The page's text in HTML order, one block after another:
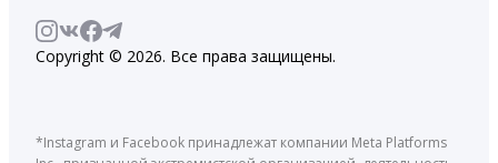
Copyright © 2026. Все права защищены.
*Instagram и Facebook принадлежат компании Meta Platforms